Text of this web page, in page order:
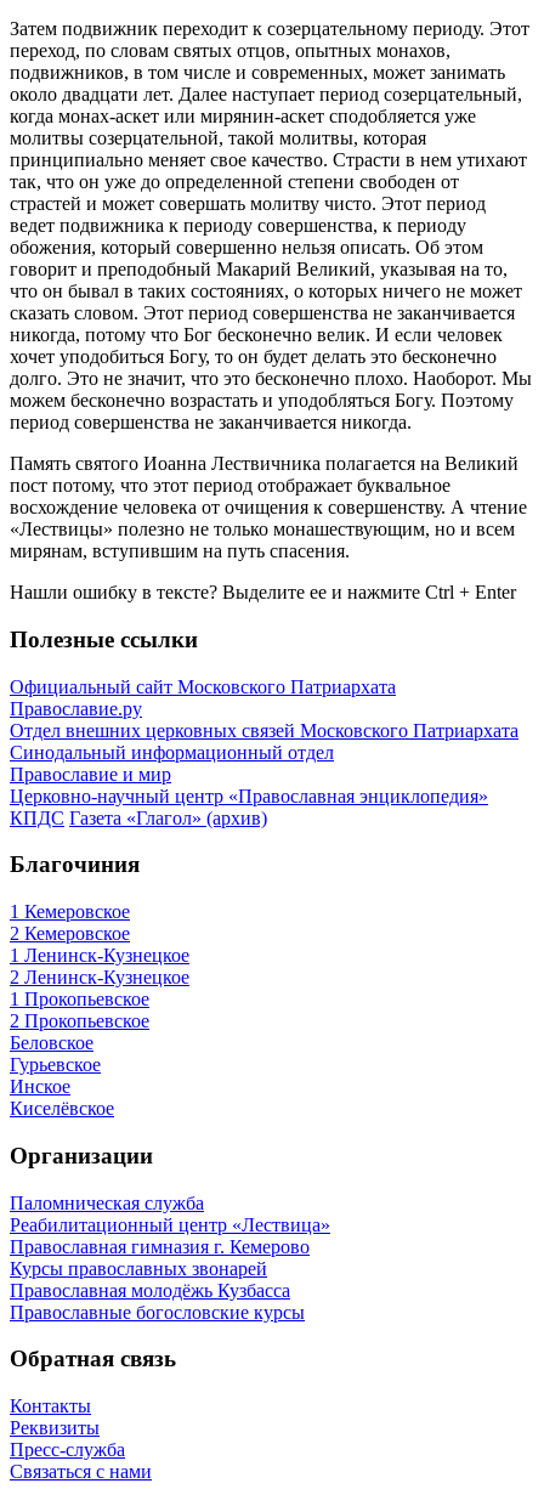
Затем подвижник переходит к созерцательному периоду. Этот
переход, по словам святых отцов, опытных монахов,
подвижников, в том числе и современных, может занимать
около двадцати лет. Далее наступает период созерцательный,
когда монах-аскет или мирянин-аскет сподобляется уже
молитвы созерцательной, такой молитвы, которая
принципиально меняет свое качество. Страсти в нем утихают
так, что он уже до определенной степени свободен от
страстей и может совершать молитву чисто. Этот период
ведет подвижника к периоду совершенства, к периоду
обожения, который совершенно нельзя описать. Об этом
говорит и преподобный Макарий Великий, указывая на то,
что он бывал в таких состояниях, о которых ничего не может
сказать словом. Этот период совершенства не заканчивается
никогда, потому что Бог бесконечно велик. И если человек
хочет уподобиться Богу, то он будет делать это бесконечно
долго. Это не значит, что это бесконечно плохо. Наоборот. Мы
можем бесконечно возрастать и уподобляться Богу. Поэтому
период совершенства не заканчивается никогда.
Память святого Иоанна Лествичника полагается на Великий
пост потому, что этот период отображает буквальное
восхождение человека от очищения к совершенству. А чтение
«Лествицы» полезно не только монашествующим, но и всем
мирянам, вступившим на путь спасения.
Нашли ошибку в тексте? Выделите ее и нажмите Ctrl + Enter
Полезные ссылки
Официальный сайт Московского Патриархата
Православие.ру
Отдел внешних церковных связей Московского Патриархата
Синодальный информационный отдел
Православие и мир
Церковно-научный центр «Православная энциклопедия»
КПДС Газета «Глагол» (архив)
Благочиния
1 Кемеровское
2 Кемеровское
1 Ленинск-Кузнецкое
2 Ленинск-Кузнецкое
1 Прокопьевское
2 Прокопьевское
Беловское
Гурьевское
Инское
Киселёвское
Организации
Паломническая служба
Реабилитационный центр «Лествица»
Православная гимназия г. Кемерово
Курсы православных звонарей
Православная молодёжь Кузбасса
Православные богословские курсы
Обратная связь
Контакты
Реквизиты
Пресс-служба
Связаться с нами